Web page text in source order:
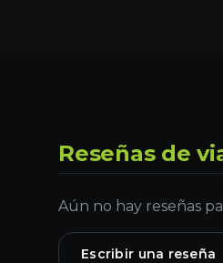
Reseñas de
Aún no hay reseñas
Escribir una reseña